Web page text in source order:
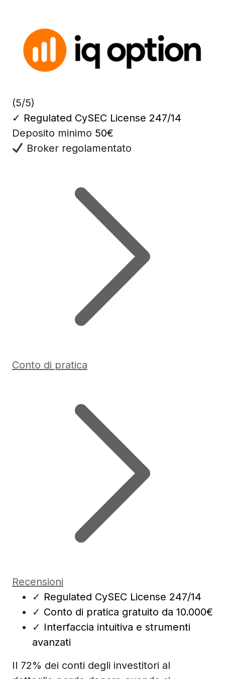
(5/5)
✓ Regulated CySEC License 247/14
Deposito minimo 50€
Broker regolamentato
Conto di pratica
Recensioni
✓ Regulated CySEC License 247/14
✓ Conto di pratica gratuito da 10.000€
✓ Interfaccia intuitiva e strumenti
avanzati
Il 72% dei conti degli investitori al